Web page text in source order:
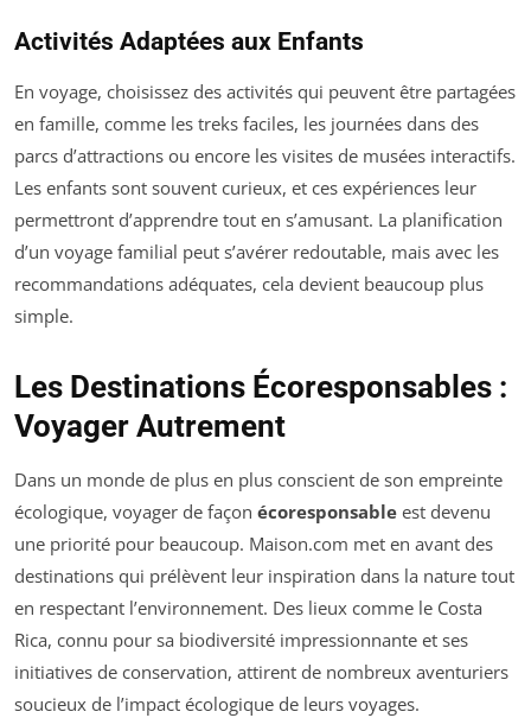
Activités Adaptées aux Enfants
En voyage, choisissez des activités qui peuvent être partagées
en famille, comme les treks faciles, les journées dans des
parcs d’attractions ou encore les visites de musées interactifs.
Les enfants sont souvent curieux, et ces expériences leur
permettront d’apprendre tout en s’amusant. La planification
d’un voyage familial peut s’avérer redoutable, mais avec les
recommandations adéquates, cela devient beaucoup plus
simple.
Les Destinations Écoresponsables :
Voyager Autrement
Dans un monde de plus en plus conscient de son empreinte
écologique, voyager de façon écoresponsable est devenu
une priorité pour beaucoup. Maison.com met en avant des
destinations qui prélèvent leur inspiration dans la nature tout
en respectant l’environnement. Des lieux comme le Costa
Rica, connu pour sa biodiversité impressionnante et ses
initiatives de conservation, attirent de nombreux aventuriers
soucieux de l’impact écologique de leurs voyages.